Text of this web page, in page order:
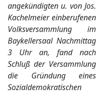
angekündigten u. von Jos.
Kachelmeier einberufenen
Volksversammlung im
Baykellersaal Nachmittag
3 Uhr an, fand nach
Schluß der Versammlung
die Gründung eines
Sozialdemokratischen